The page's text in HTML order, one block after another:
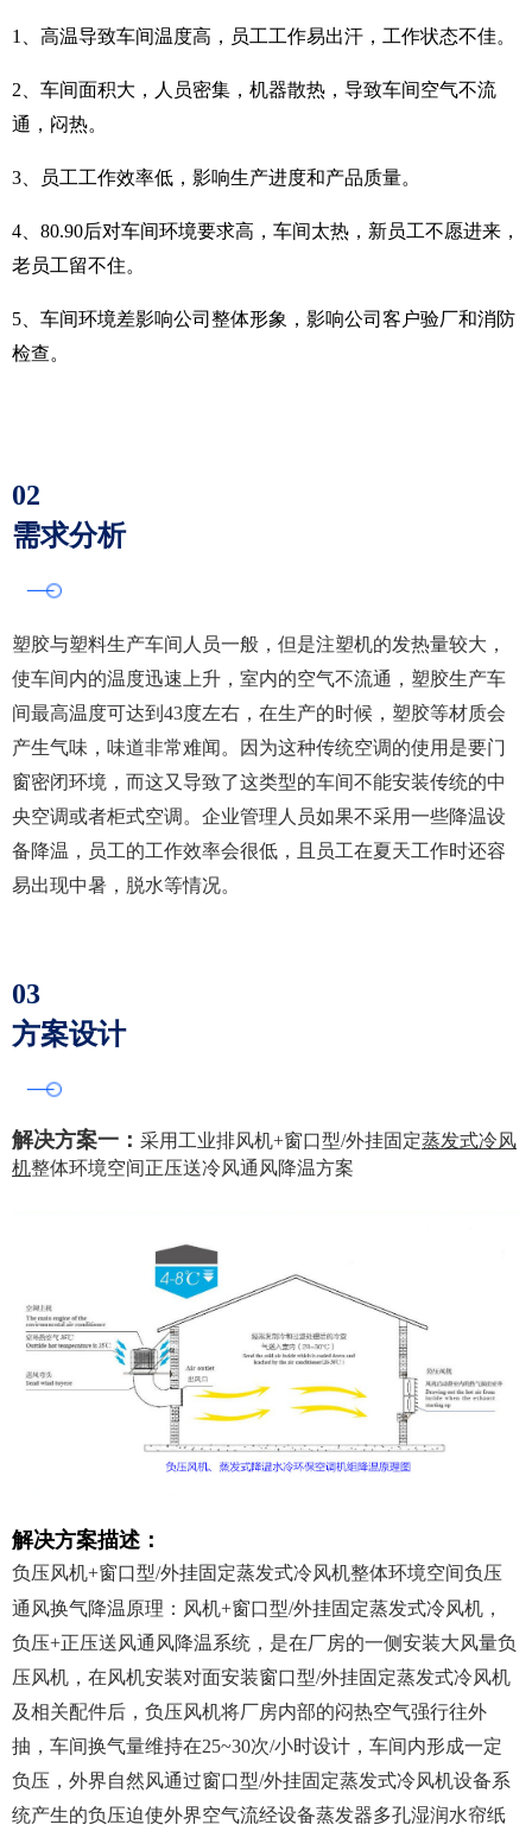
1、高温导致车间温度高，员工工作易出汗，工作状态不佳。
2、车间面积大，人员密集，机器散热，导致车间空气不流
通，闷热。
3、员工工作效率低，影响生产进度和产品质量。
4、80.90后对车间环境要求高，车间太热，新员工不愿进来，
老员工留不住。
5、车间环境差影响公司整体形象，影响公司客户验厂和消防
检查。
02
需求分析
塑胶与塑料生产车间人员一般，但是注塑机的发热量较大，
使车间内的温度迅速上升，室内的空气不流通，塑胶生产车
间最高温度可达到43度左右，在生产的时候，塑胶等材质会
产生气味，味道非常难闻。因为这种传统空调的使用是要门
窗密闭环境，而这又导致了这类型的车间不能安装传统的中
央空调或者柜式空调。企业管理人员如果不采用一些降温设
备降温，员工的工作效率会很低，且员工在夏天工作时还容
易出现中暑，脱水等情况。
03
方案设计
解决方案一： 采用工业排风机+窗口型/外挂固定蒸发式冷风
机整体环境空间正压送冷风通风降温方案
解决方案描述：
负压风机+窗口型/外挂固定蒸发式冷风机整体环境空间负压
通风换气降温原理：风机+窗口型/外挂固定蒸发式冷风机，
负压+正压送风通风降温系统，是在厂房的一侧安装大风量负
压风机，在风机安装对面安装窗口型/外挂固定蒸发式冷风机
及相关配件后，负压风机将厂房内部的闷热空气强行往外
抽，车间换气量维持在25~30次/小时设计，车间内形成一定
负压，外界自然风通过窗口型/外挂固定蒸发式冷风机设备系
统产生的负压迫使外界空气流经设备蒸发器多孔湿润水帘纸